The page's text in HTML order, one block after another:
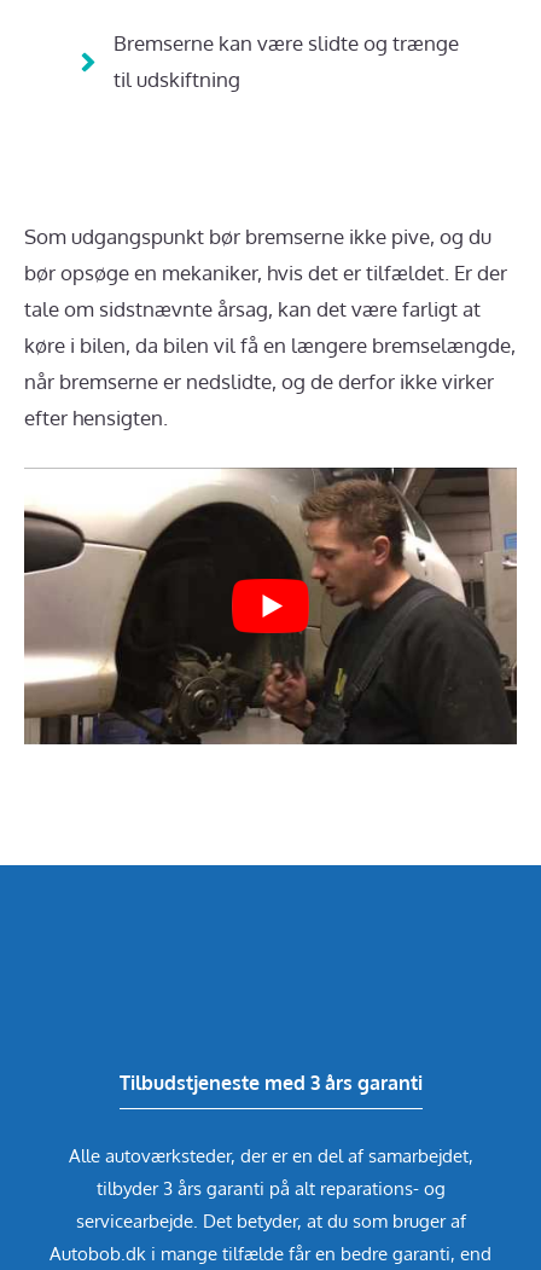
Bremserne kan være slidte og trænge
til udskiftning
Som udgangspunkt bør bremserne ikke pive, og du
bør opsøge en mekaniker, hvis det er tilfældet. Er der
tale om sidstnævnte årsag, kan det være farligt at
køre i bilen, da bilen vil få en længere bremselængde,
når bremserne er nedslidte, og de derfor ikke virker
efter hensigten.
Tilbudstjeneste med 3 års garanti
Alle autoværksteder, der er en del af samarbejdet,
tilbyder 3 års garanti på alt reparations- og
servicearbejde. Det betyder, at du som bruger af
Autobob.dk i mange tilfælde får en bedre garanti, end